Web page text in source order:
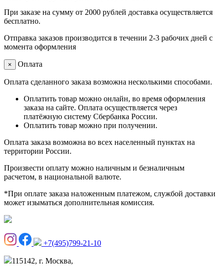
При заказе на сумму от 2000 рублей доставка осуществляется
бесплатно.
Отправка заказов производится в течении 2-3 рабочих дней с
момента оформления
× Оплата
Оплата сделанного заказа возможна несколькими способами.
Оплатить товар можно онлайн, во время оформления
заказа на сайте. Оплата осуществляется через
платёжную систему Сбербанка России.
Оплатить товар можно при получении.
Оплата заказа возможна во всех населенный пунктах на
территории России.
Произвести оплату можно наличным и безналичным
расчетом, в национальной валюте.
*При оплате заказа наложенным платежом, службой доставки
может изыматься дополнительная комиссия.
+7(495)799-21-10
115142, г. Москва,